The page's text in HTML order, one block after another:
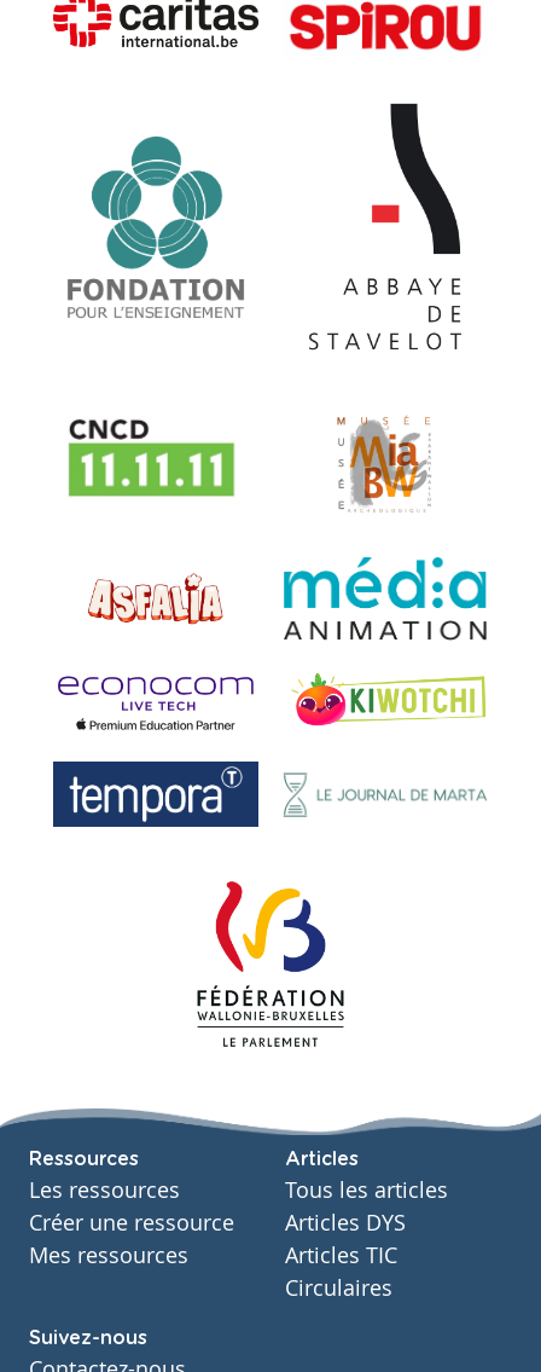
Ressources
Les ressources
Créer une ressource
Mes ressources
Articles
Tous les articles
Articles DYS
Articles TIC
Circulaires
Suivez-nous